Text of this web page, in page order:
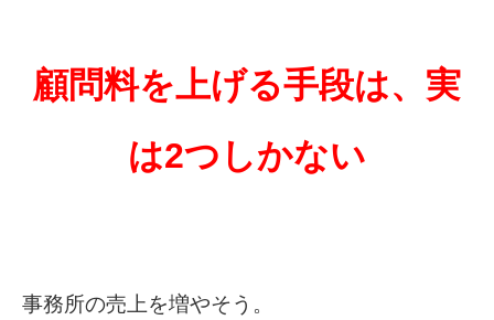
顧問料を上げる手段は、実
は2つしかない
事務所の売上を増やそう。